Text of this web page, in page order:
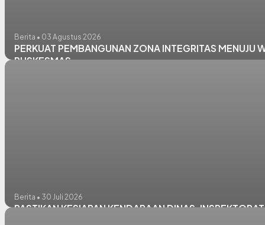
Berita • 03 Agustus 2026
PERKUAT PEMBANGUNAN ZONA INTEGRITAS
PUSKESMAS
Berita • 30 Juli 2026
PASTIKAN KESIAPAN KENDARAAN DINAS,